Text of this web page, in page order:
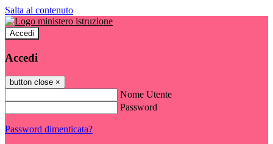
Salta al contenuto
Accedi
Accedi
button close ×
Nome Utente
Password
Password dimenticata?